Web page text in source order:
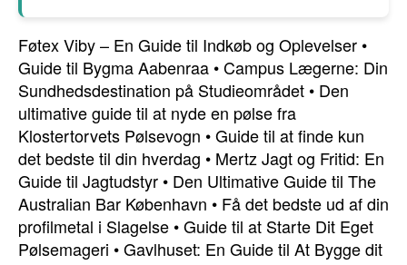
Føtex Viby – En Guide til Indkøb og Oplevelser •
Guide til Bygma Aabenraa •Campus Lægerne: Din
Sundhedsdestination på Studieområdet • Den
ultimative guide til at nyde en pølse fra
Klostertorvets Pølsevogn •Guide til at finde kun
det bedste til din hverdag • Mertz Jagt og Fritid: En
Guide til Jagtudstyr • Den Ultimative Guide til The
Australian Bar København • Få det bedste ud af din
profilmetal i Slagelse •Guide til at Starte Dit Eget
Pølsemageri •Gavlhuset: En Guide til At Bygge dit